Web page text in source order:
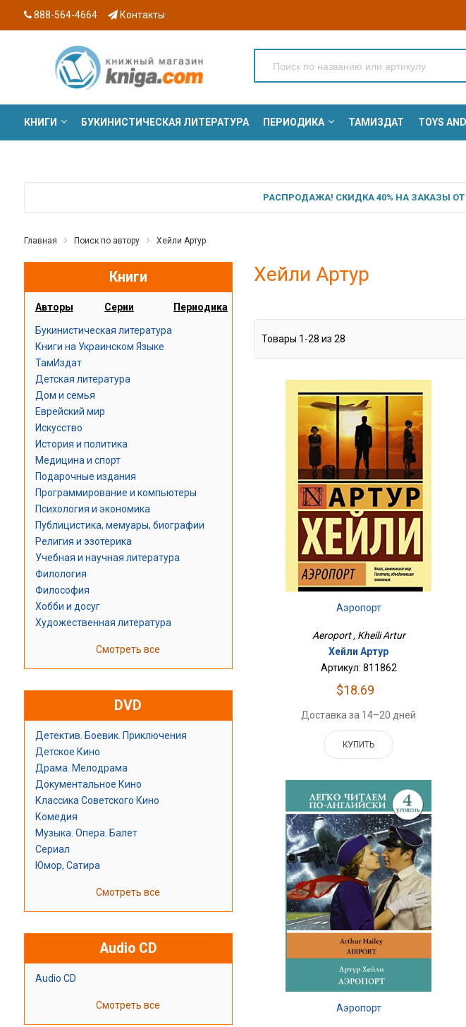
888-564-4664 Контакты
КНИГИ БУКИНИСТИЧЕСКАЯ ЛИТЕРАТУРА ПЕРИОДИКА ТАМИЗДАТ TOYS
РАСПРОДАЖА! СКИДКА 40% НА ЗАКАЗЫ ОТ
Главная Поиск по автору Хейли Артур
Книги
Авторы Серии Периодика
Букинистическая литература
Книги на Украинском Языке
ТамИздат
Детская литература
Дом и семья
Еврейский мир
Искусство
История и политика
Медицина и спорт
Подарочные издания
Программирование и компьютеры
Психология и экономика
Публицистика, мемуары, биографии
Религия и эзотерика
Учебная и научная литература
Филология
Философия
Хобби и досуг
Художественная литература
Смотреть все
DVD
Детектив. Боевик. Приключения
Детское Кино
Драма. Мелодрама
Документальное Кино
Классика Советского Кино
Комедия
Музыка. Опера. Балет
Сериал
Юмор, Сатира
Смотреть все
Audio CD
Audio CD
Смотреть все
Хейли Артур
Товары 1 -28 из28
Аэропорт
Aeroport , Kheili Artur
Хейли Артур
Артикул: 811862
$18.69
Доставка за 14–20 дней
КУПИТЬ
Аэропорт